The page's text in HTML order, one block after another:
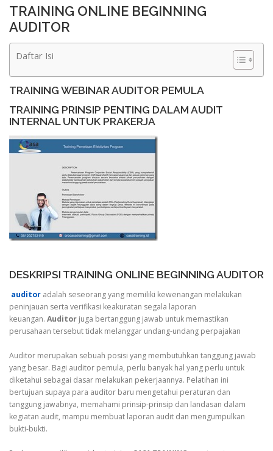
TRAINING ONLINE BEGINNING
AUDITOR
Daftar Isi
TRAINING WEBINAR AUDITOR PEMULA
TRAINING PRINSIP PENTING DALAM AUDIT
INTERNAL UNTUK PRAKERJA
DESKRIPSI TRAINING ONLINE BEGINNING AUDITOR
auditor adalah seseorang yang memiliki kewenangan melakukan
peninjauan serta verifikasi keakuratan segala laporan
keuangan. Auditor juga bertanggung jawab untuk memastikan
perusahaan tersebut tidak melanggar undang-undang perpajakan
Auditor merupakan sebuah posisi yang membutuhkan tanggung jawab
yang besar. Bagi auditor pemula, perlu banyak hal yang perlu untuk
diketahui sebagai dasar melakukan pekerjaannya. Pelatihan ini
bertujuan supaya para auditor baru mengetahui peraturan dan
tanggung jawabnya, memahami prinsip-prinsip dan landasan dalam
kegiatan audit, mampu membuat laporan audit dan mengumpulkan
bukti-bukti.